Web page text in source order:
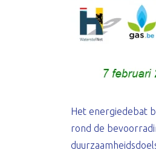
Het energiedebat
rond de